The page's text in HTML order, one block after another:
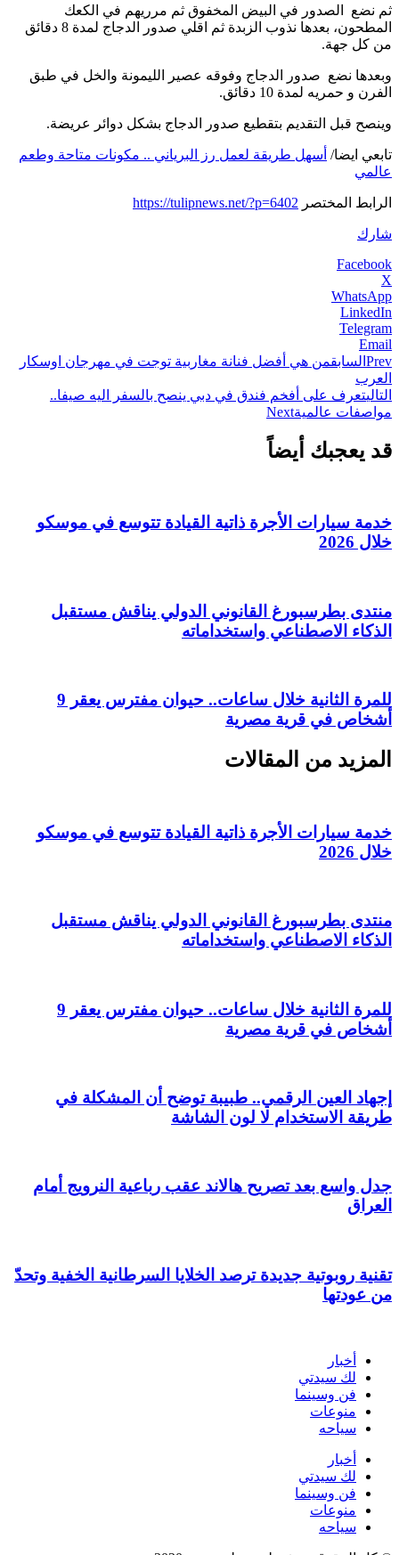
ثم نضع الصدور في البيض المخفوق ثم مرريهم في الكعك
المطحون، بعدها نذوب الزبدة ثم اقلي صدور الدجاج لمدة 8 دقائق
من كل جهة.
وبعدها نضع صدور الدجاج وفوقه عصير الليمونة والخل في طبق
الفرن و حمريه لمدة 10 دقائق.
وينصح قبل التقديم بتقطيع صدور الدجاج بشكل دوائر عريضة.
تابعي ايضا/ أسهل طريقة لعمل رز البرياني .. مكونات متاحة وطعم
عالمي
الرابط المختصر https://tulipnews.net/?p=6402
شارك
Facebook
X
WhatsApp
LinkedIn
Telegram
Email
Prev السابقمن هي أفضل فنانة مغاربية توجت في مهرجان اوسكار
العرب
التاليتعرف على أفخم فندق في دبي ينصح بالسفر اليه صيفا..
مواصفات عالميةNext
قد يعجبك أيضاً
خدمة سيارات الأجرة ذاتية القيادة تتوسع في موسكو
خلال 2026
منتدى بطرسبورغ القانوني الدولي يناقش مستقبل
الذكاء الاصطناعي واستخداماته
للمرة الثانية خلال ساعات.. حيوان مفترس يعقر 9
أشخاص في قرية مصرية
المزيد من المقالات
خدمة سيارات الأجرة ذاتية القيادة تتوسع في موسكو
خلال 2026
منتدى بطرسبورغ القانوني الدولي يناقش مستقبل
الذكاء الاصطناعي واستخداماته
للمرة الثانية خلال ساعات.. حيوان مفترس يعقر 9
أشخاص في قرية مصرية
إجهاد العين الرقمي.. طبيبة توضح أن المشكلة في
طريقة الاستخدام لا لون الشاشة
جدل واسع بعد تصريح هالاند عقب رباعية النرويج أمام
العراق
تقنية روبوتية جديدة ترصد الخلايا السرطانية الخفية وتحدّ
من عودتها
أخبار
لك سيدتي
فن وسينما
منوعات
سياحه
أخبار
لك سيدتي
فن وسينما
منوعات
سياحه